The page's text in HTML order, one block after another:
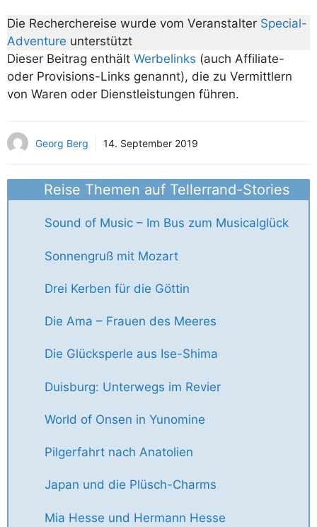
Die Recherchereise wurde vom Veranstalter Special-
Adventure unterstützt
Dieser Beitrag enthält Werbelinks (auch Affiliate-
oder Provisions-Links genannt), die zu Vermittlern
von Waren oder Dienstleistungen führen.
Georg Berg 14. September 2019
Reise Themen auf Tellerrand-Stories
Sound of Music – Im Bus zum Musicalglück
Sonnengruß mit Mozart
Drei Kerben für die Göttin
Die Ama – Frauen des Meeres
Die Glücksperle aus Ise-Shima
Duisburg: Unterwegs im Revier
World of Onsen in Yunomine
Pilgerfahrt nach Anatolien
Japan und die Plüsch-Charms
Mia Hesse und Hermann Hesse